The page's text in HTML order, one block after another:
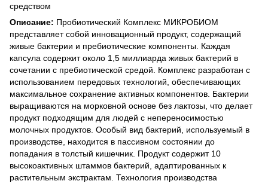
средством
Описание: Пробиотический Комплекс МИКРОБИОМ
представляет собой инновационный продукт, содержащий
живые бактерии и пребиотические компоненты. Каждая
капсула содержит около 1,5 миллиарда живых бактерий в
сочетании с пребиотической средой. Комплекс разработан с
использованием передовых технологий, обеспечивающих
максимальное сохранение активных компонентов. Бактерии
выращиваются на морковной основе без лактозы, что делает
продукт подходящим для людей с непереносимостью
молочных продуктов. Особый вид бактерий, используемый в
производстве, находится в пассивном состоянии до
попадания в толстый кишечник. Продукт содержит 10
высокоактивных штаммов бактерий, адаптированных к
растительным экстрактам. Технология производства